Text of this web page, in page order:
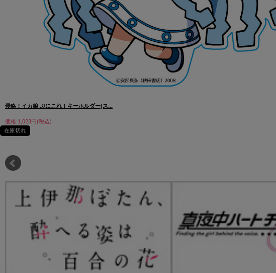
侵略！イカ娘 ぷにこれ！キーホルダー(ス...
価格:1,023円(税込)
在庫切れ